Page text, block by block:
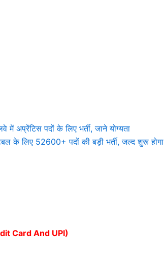
पदों के लिए भर्ती, जाने योग्यता
लिए 52600+ पदों की बड़ी भर्ती, जल्द शुरू होगा
Card And UPI)